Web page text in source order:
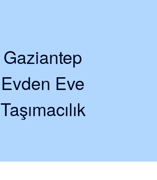
Gaziantep
Evden Eve
Taşımacılık